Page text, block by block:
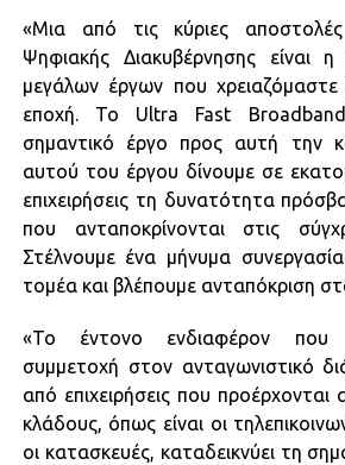
«Μια από τις κύριες
Ψηφιακής Διακυβέρνησης είναι
μεγάλων έργων που
εποχή. Το Ultra Fast
σημαντικό έργο προς αυτή την
αυτού του έργου δίνουμε σε
επιχειρήσεις τη δυνατότητα
που ανταποκρίνονται στις
Στέλνουμε ένα μήνυμα
τομέα και βλέπουμε ανταπόκριση
«Το έντονο ενδιαφέρον που
συμμετοχή στον ανταγωνιστικό
από επιχειρήσεις που προέρχονται
κλάδους, όπως είναι οι
οι κατασκευές, καταδεικνύει τη